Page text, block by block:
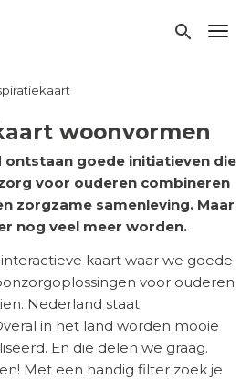
search
woonvormen
ontstaan goede initiatieven die
voor ouderen combineren
zorgzame samenleving. Maar
nog veel meer worden.
kaart waar we goede
voor ouderen
Nederland staat
in het land worden mooie
En die delen we graag.
Met een handig filter zoek je